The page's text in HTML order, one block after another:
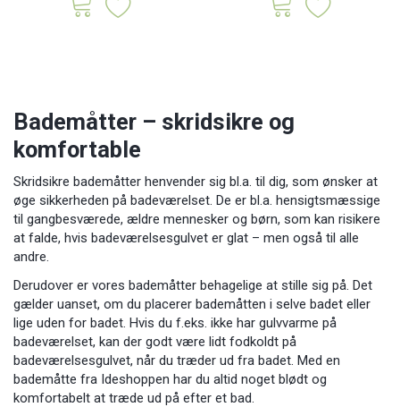
Bademåtter – skridsikre og
komfortable
Skridsikre bademåtter henvender sig bl.a. til dig, som ønsker at
øge sikkerheden på badeværelset. De er bl.a. hensigtsmæssige
til gangbesværede, ældre mennesker og børn, som kan risikere
at falde, hvis badeværelsesgulvet er glat – men også til alle
andre.
Derudover er vores bademåtter behagelige at stille sig på. Det
gælder uanset, om du placerer bademåtten i selve badet eller
lige uden for badet. Hvis du f.eks. ikke har gulvvarme på
badeværelset, kan der godt være lidt fodkoldt på
badeværelsesgulvet, når du træder ud fra badet. Med en
bademåtte fra Ideshoppen har du altid noget blødt og
komfortabelt at træde ud på efter et bad.